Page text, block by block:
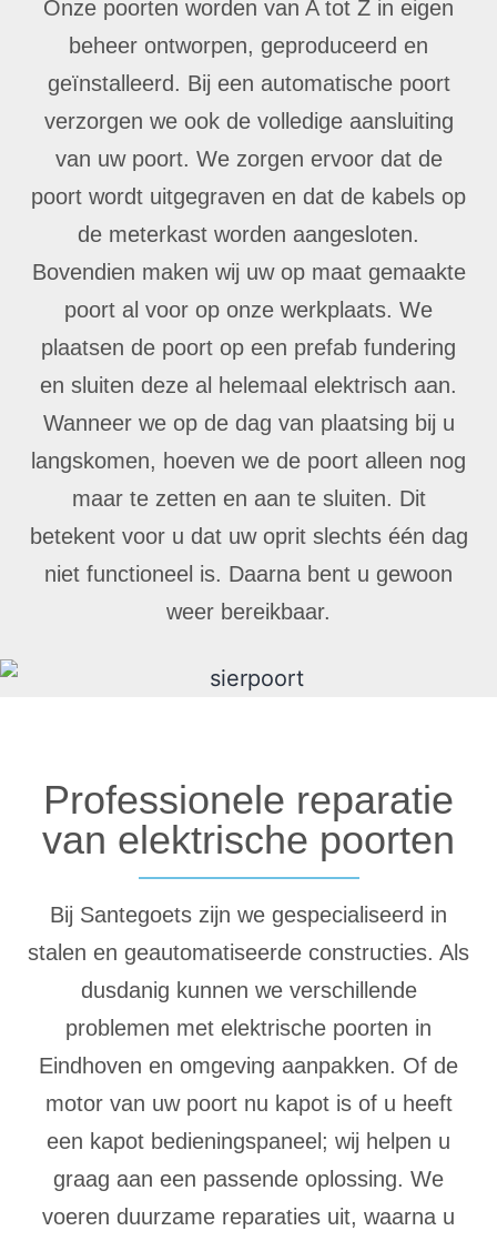
Onze poorten worden van A tot Z in eigen
beheer ontworpen, geproduceerd en
geïnstalleerd. Bij een automatische poort
verzorgen we ook de volledige aansluiting
van uw poort. We zorgen ervoor dat de
poort wordt uitgegraven en dat de kabels op
de meterkast worden aangesloten.
Bovendien maken wij uw op maat gemaakte
poort al voor op onze werkplaats. We
plaatsen de poort op een prefab fundering
en sluiten deze al helemaal elektrisch aan.
Wanneer we op de dag van plaatsing bij u
langskomen, hoeven we de poort alleen nog
maar te zetten en aan te sluiten. Dit
betekent voor u dat uw oprit slechts één dag
niet functioneel is. Daarna bent u gewoon
weer bereikbaar.
Professionele reparatie
van elektrische poorten
Bij Santegoets zijn we gespecialiseerd in
stalen en geautomatiseerde constructies. Als
dusdanig kunnen we verschillende
problemen met elektrische poorten in
Eindhoven en omgeving aanpakken. Of de
motor van uw poort nu kapot is of u heeft
een kapot bedieningspaneel; wij helpen u
graag aan een passende oplossing. We
voeren duurzame reparaties uit, waarna u